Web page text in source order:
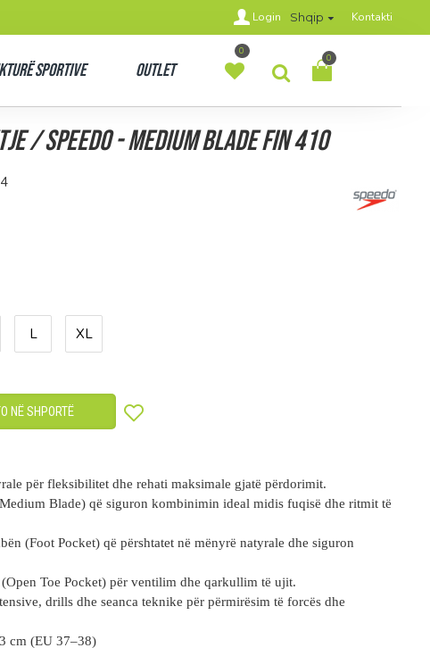
Login Shqip Kontakti
Sportive Outlet
0
0
/ Speedo - MEDIUM BLADE FIN 410
L XL
NË SHPORTË
për fleksibilitet dhe rehati maksimale gjatë përdorimit.
Blade) që siguron kombinimin ideal midis fuqisë dhe ritmit të
(Foot Pocket) që përshtatet në mënyrë natyrale dhe siguron
Toe Pocket) për ventilim dhe qarkullim të ujit.
drills dhe seanca teknike për përmirësim të forcës dhe
cm (EU 37–38)